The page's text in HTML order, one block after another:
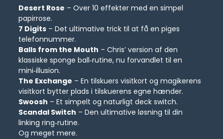
Desert Rose – Over 10 effekter med en simpel
papirrose.
7 Digits – Det ultimative trick til at få en piges
telefonnummer.
Balls from the Mouth – Chris’ version af den
klassiske sponge ball‑rutine, nu forvandlet til en
mini‑illusion.
The Exchange – En tilskuers visitkort og magikerens
visitkort bytter plads i tilskuerens egne hænder.
Swoosh – Et simpelt og naturligt deck switch.
Scandal Switch – Den ultimative løsning til din
linking ring‑rutine.
Og meget mere.